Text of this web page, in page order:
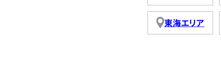
東海エリア